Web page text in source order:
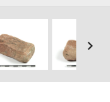
keyboard_arrow_right